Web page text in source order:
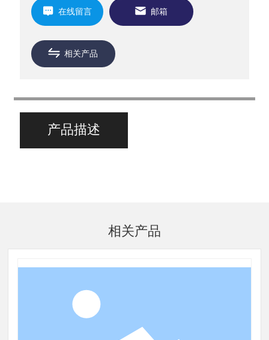
在线留言 邮箱
相关产品
产品描述
相关产品